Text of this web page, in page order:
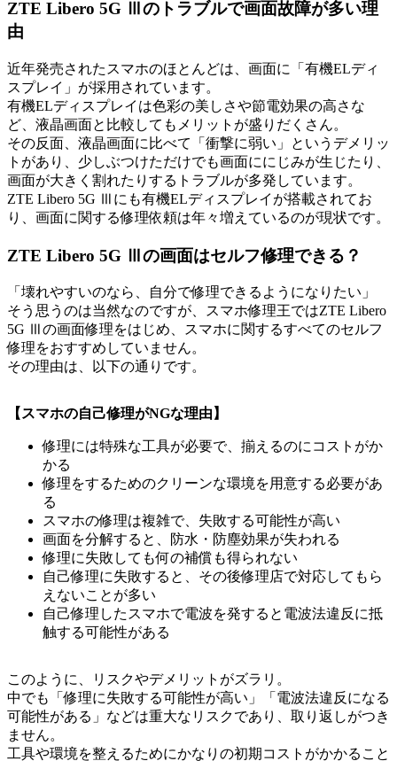
ZTE Libero 5G Ⅲのトラブルで画面故障が多い理
由
近年発売されたスマホのほとんどは、画面に「有機ELディ
スプレイ」が採用されています。
有機ELディスプレイは色彩の美しさや節電効果の高さな
ど、液晶画面と比較してもメリットが盛りだくさん。
その反面、液晶画面に比べて「衝撃に弱い」というデメリッ
トがあり、少しぶつけただけでも画面ににじみが生じたり、
画面が大きく割れたりするトラブルが多発しています。
ZTE Libero 5G Ⅲにも有機ELディスプレイが搭載されてお
り、画面に関する修理依頼は年々増えているのが現状です。
ZTE Libero 5G Ⅲの画面はセルフ修理できる？
「壊れやすいのなら、自分で修理できるようになりたい」
そう思うのは当然なのですが、スマホ修理王ではZTE Libero
5G Ⅲの画面修理をはじめ、スマホに関するすべてのセルフ
修理をおすすめしていません。
その理由は、以下の通りです。
【スマホの自己修理がNGな理由】
修理には特殊な工具が必要で、揃えるのにコストがか
かる
修理をするためのクリーンな環境を用意する必要があ
る
スマホの修理は複雑で、失敗する可能性が高い
画面を分解すると、防水・防塵効果が失われる
修理に失敗しても何の補償も得られない
自己修理に失敗すると、その後修理店で対応してもら
えないことが多い
自己修理したスマホで電波を発すると電波法違反に抵
触する可能性がある
このように、リスクやデメリットがズラリ。
中でも「修理に失敗する可能性が高い」「電波法違反になる
可能性がある」などは重大なリスクであり、取り返しがつき
ません。
工具や環境を整えるためにかなりの初期コストがかかること